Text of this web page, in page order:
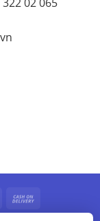
02 065
MasterCard
On